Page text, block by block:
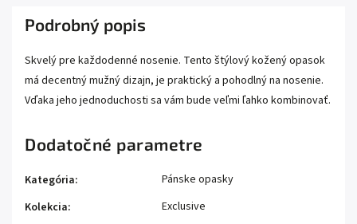
Podrobný popis
Skvelý pre každodenné nosenie. Tento štýlový kožený opasok
má decentný mužný dizajn, je praktický a pohodlný na nosenie.
Vďaka jeho jednoduchosti sa vám bude veľmi ľahko kombinovať.
Dodatočné parametre
Kategória:
Pánske opasky
Kolekcia:
Exclusive